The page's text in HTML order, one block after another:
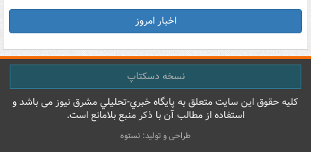
اخبار امروز
نسخه دسکتاپ
کليه حقوق اين سايت متعلق به پایگاه خبري-تحليلي مشرق نيوز می باشد و
استفاده از مطالب آن با ذکر منبع بلامانع است.
طراحی و تولید: نستوه